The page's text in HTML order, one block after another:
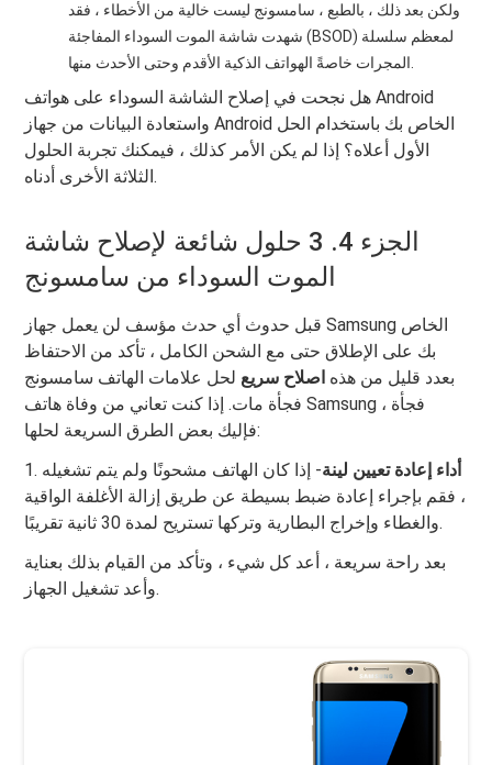
ولكن بعد ذلك ، بالطبع ، سامسونج ليست خالية من الأخطاء ، فقد
شهدت شاشة الموت السوداء المفاجئة (BSOD) لمعظم سلسلة
المجرات خاصةً الهواتف الذكية الأقدم وحتى الأحدث منها.
هل نجحت في إصلاح الشاشة السوداء على هواتف Android
واستعادة البيانات من جهاز Android الخاص بك باستخدام الحل
الأول أعلاه؟ إذا لم يكن الأمر كذلك ، فيمكنك تجربة الحلول
الثلاثة الأخرى أدناه.
الجزء 4. 3 حلول شائعة لإصلاح شاشة
الموت السوداء من سامسونج
قبل حدوث أي حدث مؤسف لن يعمل جهاز Samsung الخاص
بك على الإطلاق حتى مع الشحن الكامل ، تأكد من الاحتفاظ
بعدد قليل من هذه اصلاح سريع لحل علامات الهاتف سامسونج
فجأة مات. إذا كنت تعاني من وفاة هاتف Samsung فجأة ،
فإليك بعض الطرق السريعة لحلها:
1.
أداء إعادة تعيين لينة- إذا كان الهاتف مشحونًا ولم يتم تشغيله
، فقم بإجراء إعادة ضبط بسيطة عن طريق إزالة الأغلفة الواقية
والغطاء وإخراج البطارية وتركها تستريح لمدة 30 ثانية تقريبًا.
بعد راحة سريعة ، أعد كل شيء ، وتأكد من القيام بذلك بعناية
وأعد تشغيل الجهاز.